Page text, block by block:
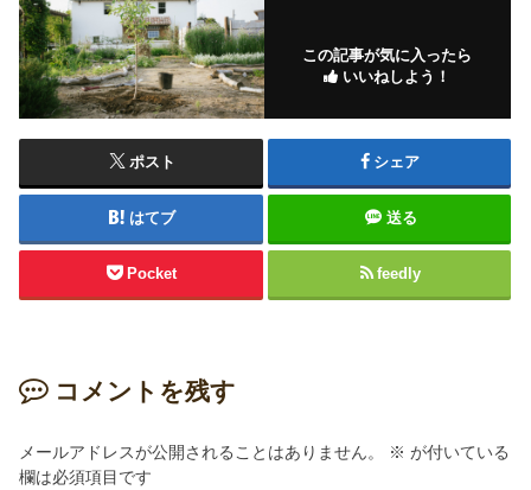
この記事が気に入ったら
いいねしよう！
ポスト シェア
はてブ 送る
Pocket feedly
コメントを残す
メールアドレスが公開されることはありません。 ※ が付いている
欄は必須項目です